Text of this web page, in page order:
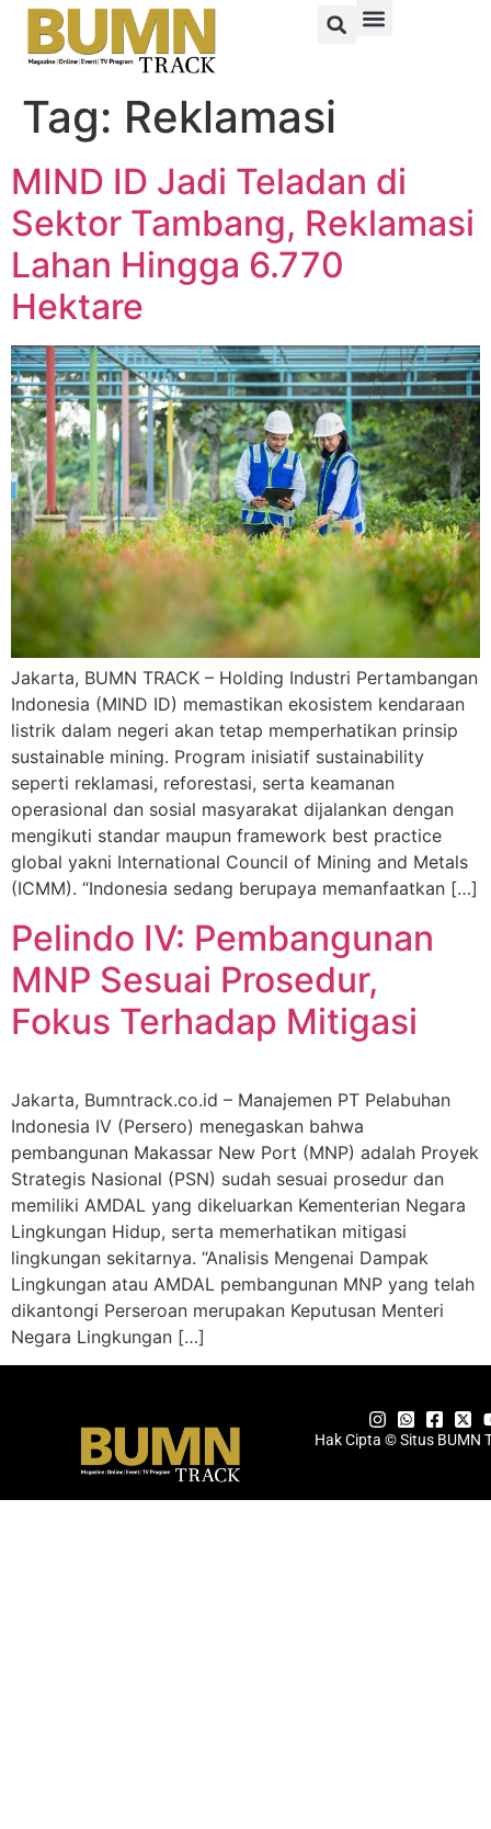
Tag: Reklamasi
MIND ID Jadi Teladan di
Sektor Tambang, Reklamasi
Lahan Hingga 6.770
Hektare
Jakarta, BUMN TRACK – Holding Industri Pertambangan
Indonesia (MIND ID) memastikan ekosistem kendaraan
listrik dalam negeri akan tetap memperhatikan prinsip
sustainable mining. Program inisiatif sustainability
seperti reklamasi, reforestasi, serta keamanan
operasional dan sosial masyarakat dijalankan dengan
mengikuti standar maupun framework best practice
global yakni International Council of Mining and Metals
(ICMM). “Indonesia sedang berupaya memanfaatkan […]
Pelindo IV: Pembangunan
MNP Sesuai Prosedur,
Fokus Terhadap Mitigasi
Jakarta, Bumntrack.co.id – Manajemen PT Pelabuhan
Indonesia IV (Persero) menegaskan bahwa
pembangunan Makassar New Port (MNP) adalah Proyek
Strategis Nasional (PSN) sudah sesuai prosedur dan
memiliki AMDAL yang dikeluarkan Kementerian Negara
Lingkungan Hidup, serta memerhatikan mitigasi
lingkungan sekitarnya. “Analisis Mengenai Dampak
Lingkungan atau AMDAL pembangunan MNP yang telah
dikantongi Perseroan merupakan Keputusan Menteri
Negara Lingkungan […]
Hak Cipta © Situs BUMN